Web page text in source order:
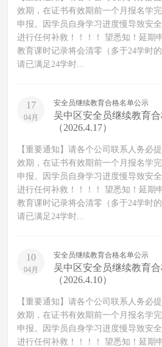
效期，在证书有效期前一个月报名学
申报。因学员自身学习进度慢导致安
进行任何补救！！！！ 望悉知！延期
教育课时记录将会清零（多于24学时
请已满足24学时...
17
04月
安全员继续教育合格名单公示
吴中区安全员继续教育
（2026.4.17）
【重要通知】请各个公司联系人务必
效期，在证书有效期前一个月报名学
申报。因学员自身学习进度慢导致安
进行任何补救！！！！ 望悉知！延期
教育课时记录将会清零（多于24学时
请已满足24学时...
10
04月
安全员继续教育合格名单公示
吴中区安全员继续教育
（2026.4.10）
【重要通知】请各个公司联系人务必
效期，在证书有效期前一个月报名学
申报。因学员自身学习进度慢导致安
进行任何补救！！！！ 望悉知！延期